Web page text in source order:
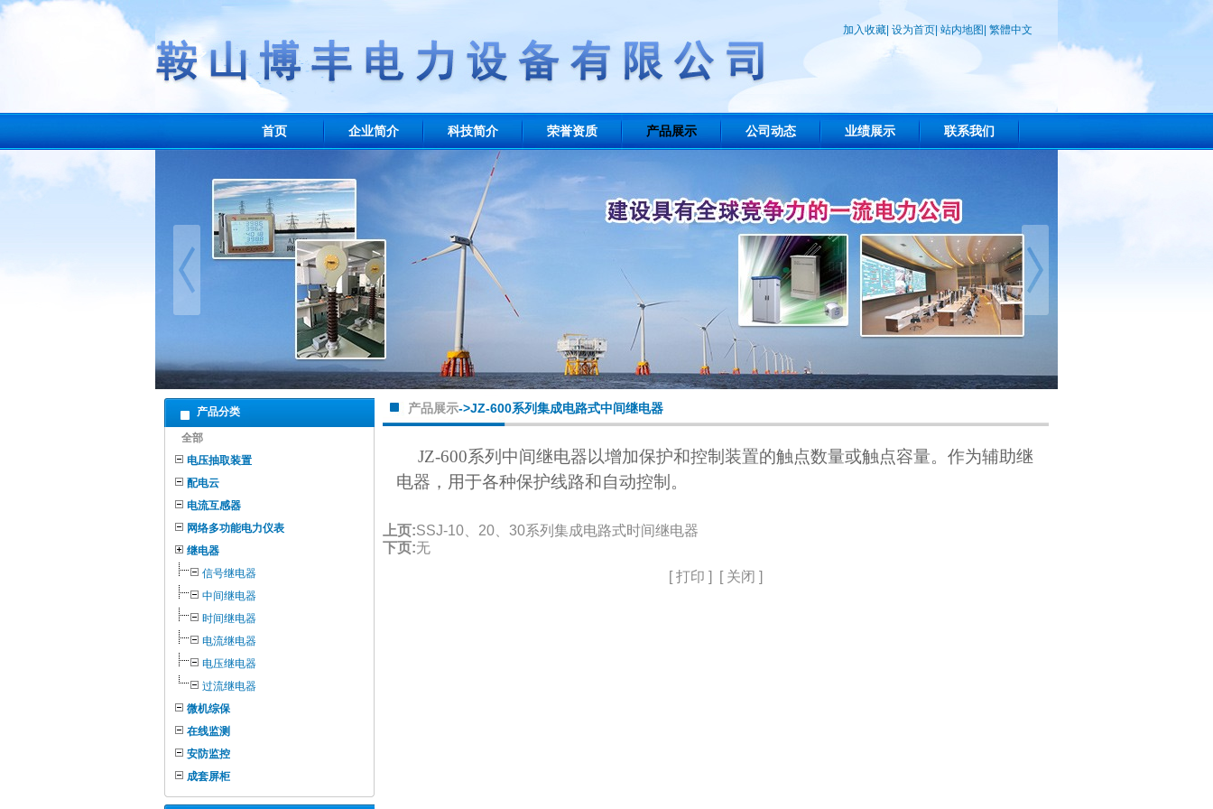
加入收藏 设为首页 站内地图 繁體中文
首页 企业简介 科技简介 荣誉资质 产品展示 公司动态 业绩展示 联系我们
产品分类
全部
电压抽取装置
配电云
电流互感器
网络多功能电力仪表
继电器
信号继电器
中间继电器
时间继电器
电流继电器
电压继电器
过流继电器
微机综保
在线监测
安防监控
成套屏柜
产品展示->JZ-600系列集成电路式中间继电器
JZ-600系列中间继电器以增加保护和控制装置的触点数量或触点容量。作为辅助继
电器，用于各种保护线路和自动控制。
上页:SSJ-10、20、30系列集成电路式时间继电器
下页:无
[打印 ] [ 关闭 ]